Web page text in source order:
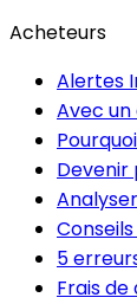
Acheteurs
Alertes
Avec
5
Frais